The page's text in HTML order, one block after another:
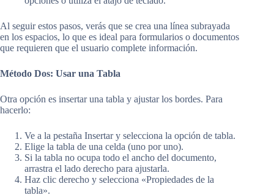
Al seguir estos pasos, verás que se crea una línea subrayada
en los espacios, lo que es ideal para formularios o documentos
que requieren que el usuario complete información.
Método Dos: Usar una Tabla
Otra opción es insertar una tabla y ajustar los bordes. Para
hacerlo:
Ve a la pestaña Insertar y selecciona la opción de tabla.
Elige la tabla de una celda (uno por uno).
Si la tabla no ocupa todo el ancho del documento,
arrastra el lado derecho para ajustarla.
Haz clic derecho y selecciona «Propiedades de la
tabla».